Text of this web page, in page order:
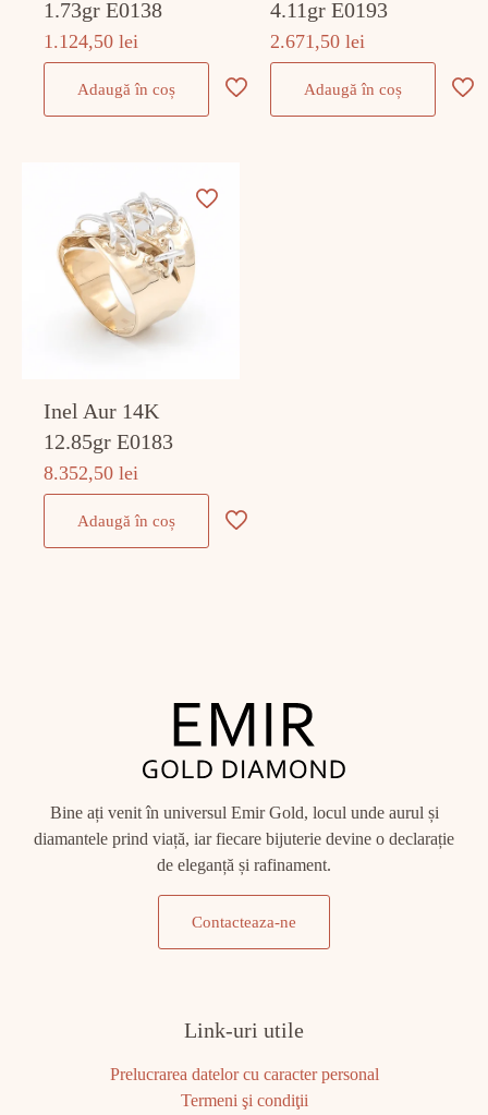
1.73gr E0138
1.124,50lei
Adaugă în coș
4.11gr E0193
2.671,50lei
Adaugă în coș
Inel Aur 14K
12.85gr E0183
8.352,50lei
Adaugă în coș
Bine ați venit în universul Emir Gold, locul unde aurul și
diamantele prind viață, iar fiecare bijuterie devine o declarație
de eleganță și rafinament.
Contacteaza-ne
Link-uri utile
Prelucrarea datelor cu caracter personal
Termeni şi condiţii